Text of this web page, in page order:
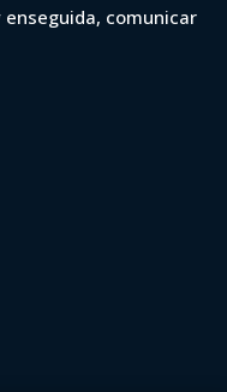
enseguida, comunicar